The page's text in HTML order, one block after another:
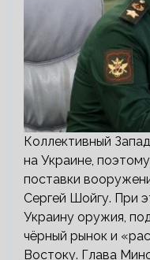
Коллективный
на Украине,
поставки
Сергей Шойгу. При
Украину оружия,
чёрный рынок и
Востоку. Глава